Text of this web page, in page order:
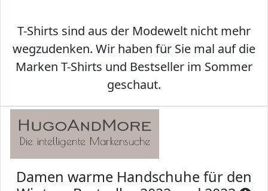
T-Shirts sind aus der Modewelt nicht mehr
wegzudenken. Wir haben für Sie mal auf die
Marken T-Shirts und Bestseller im Sommer
geschaut.
Damen warme Handschuhe für den